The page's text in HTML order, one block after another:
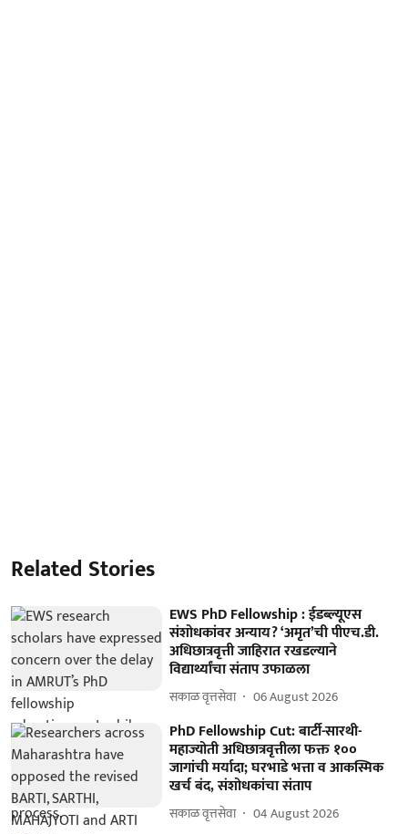
Related Stories
EWS PhD Fellowship : ईडब्ल्यूएस
संशोधकांवर अन्याय? ‘अमृत’ची पीएच.डी.
अधिछात्रवृत्ती जाहिरात रखडल्याने
विद्यार्थ्यांचा संताप उफाळला
सकाळ वृत्तसेवा 06 August 2026
PhD Fellowship Cut: बार्टी-सारथी-
महाज्योती अधिछात्रवृत्तीला फक्त १००
जागांची मर्यादा; घरभाडे भत्ता व आकस्मिक
खर्च बंद, संशोधकांचा संताप
सकाळ वृत्तसेवा 04 August 2026